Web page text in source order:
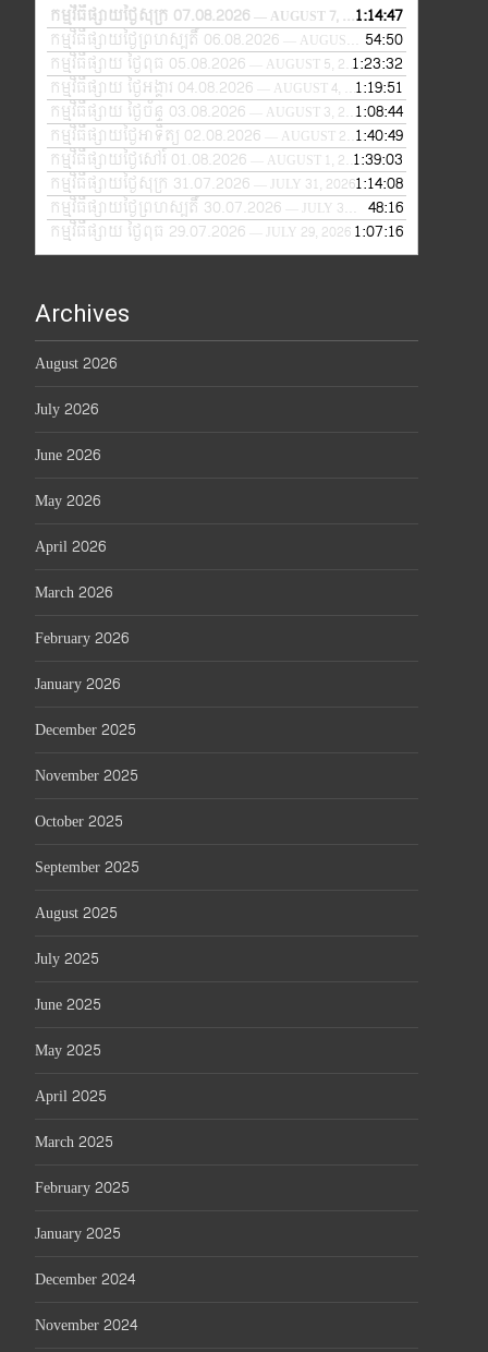
កម្មវិធីផ្សាយថ្ងៃសុក្រ 07.08.2026— AUGUST 7, 2026
1:14:47
កម្មវិធីផ្សាយថ្ងៃព្រហស្បតិ៍ 06.08.2026
— AUGUST 6, 2026
54:50
កម្មវិធីផ្សាយ ថ្ងៃពុធ 05.08.2026
— AUGUST 5, 2026 1:23:32
កម្មវិធីផ្សាយ ថ្ងៃអង្គារ 04.08.2026
— AUGUST 4, 2026
1:19:51
កម្មវិធីផ្សាយ ថ្ងៃច័ន្ទ 03.08.2026
— AUGUST 3, 2026 1:08:44
កម្មវិធីផ្សាយថ្ងៃអាទិត្យ 02.08.2026
— AUGUST 2, 2026 1:40:49
កម្មវិធីផ្សាយថ្ងៃសៅរ៍ 01.08.2026
— AUGUST 1, 2026 1:39:03
កម្មវិធីផ្សាយថ្ងៃសុក្រ 31.07.2026
— JULY 31, 20261:14:08
កម្មវិធីផ្សាយថ្ងៃព្រហស្បតិ៍ 30.07.2026
— JULY 30, 2026
48:16
កម្មវិធីផ្សាយ ថ្ងៃពុធ 29.07.2026
— JULY 29, 20261:07:16
Archives
August 2026
July 2026
June 2026
May 2026
April 2026
March 2026
February 2026
January 2026
December 2025
November 2025
October 2025
September 2025
August 2025
July 2025
June 2025
May 2025
April 2025
March 2025
February 2025
January 2025
December 2024
November 2024